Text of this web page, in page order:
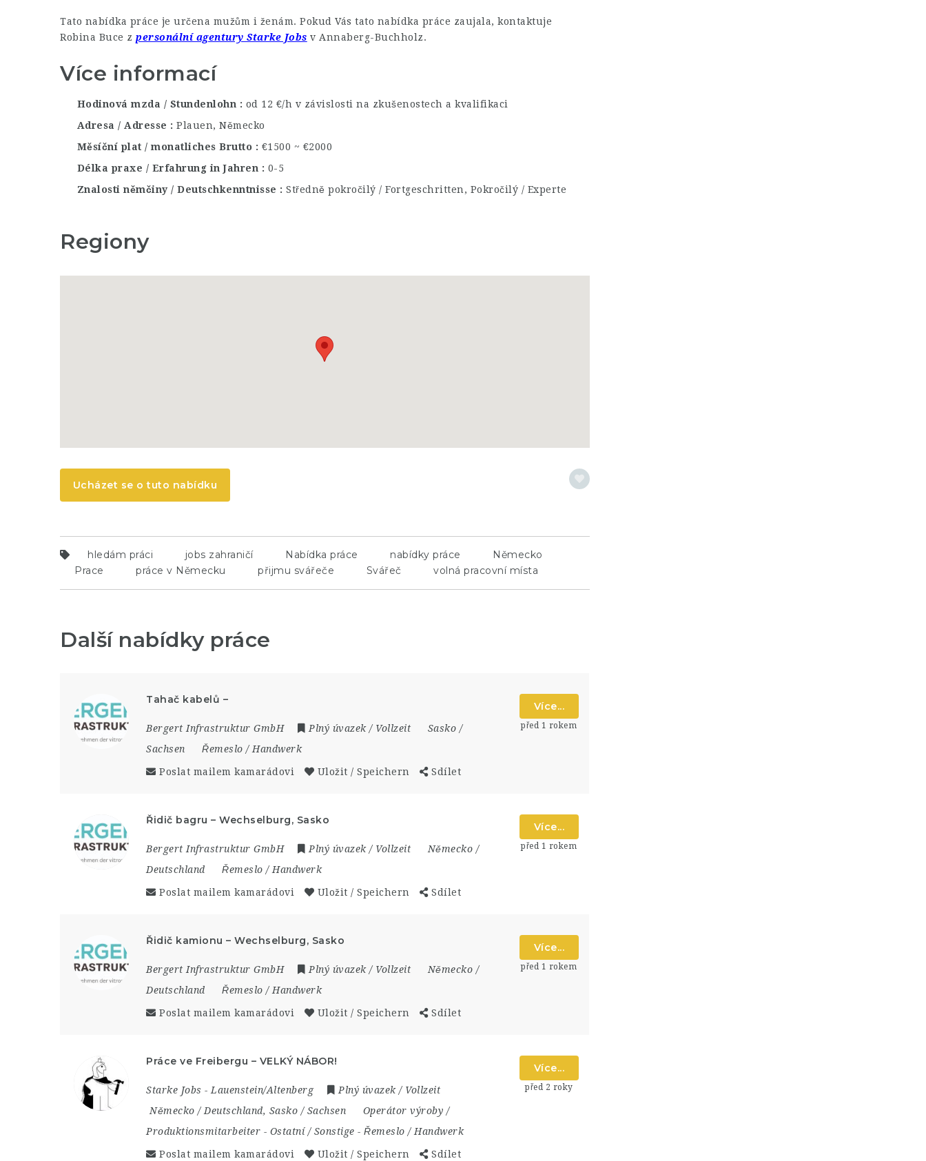
Tato nabídka práce je určena mužům i ženám. Pokud Vás tato nabídka práce zaujala, kontaktuje
Robina Buce z personální agentury Starke Jobs v Annaberg-Buchholz.
Více informací
Hodinová mzda / Stundenlohn
od 12 €/h v závislosti na zkušenostech a kvalifikaci
Adresa / Adresse
Plauen, Německo
Měsíční plat / monatliches Brutto
€1500 ~ €2000
Délka praxe / Erfahrung in Jahren
0-5
Znalosti němčiny / Deutschkenntnisse
Středně pokročilý / Fortgeschritten, Pokročilý / Experte
Regiony
Ucházet se o tuto nabídku
hledám práci jobs zahraničí Nabídka práce nabídky práce
Německo
Prace
práce v Německu přijmu svářeče Svářeč volná pracovní místa
Další nabídky práce
Tahač kabelů –
Bergert Infrastruktur GmbH Plný úvazek / Vollzeit
Sasko /
Sachsen
Řemeslo / Handwerk
Poslat mailem kamarádovi Uložit / Speichern Sdílet
Více...
před 1 rokem
Řidič bagru – Wechselburg, Sasko
Bergert Infrastruktur GmbH Plný úvazek / Vollzeit
Německo /
Deutschland
Řemeslo / Handwerk
Poslat mailem kamarádovi Uložit / Speichern Sdílet
Více...
před 1 rokem
Řidič kamionu – Wechselburg, Sasko
Bergert Infrastruktur GmbH Plný úvazek / Vollzeit
Německo /
Deutschland
Řemeslo / Handwerk
Poslat mailem kamarádovi Uložit / Speichern Sdílet
Více...
před 1 rokem
Práce ve Freibergu – VELKÝ NÁBOR!
Starke Jobs - Lauenstein/Altenberg
Plný úvazek / Vollzeit
Německo / Deutschland, Sasko / Sachsen
Operátor výroby /
Produktionsmitarbeiter - Ostatní / Sonstige - Řemeslo / Handwerk
Poslat mailem kamarádovi Uložit / Speichern Sdílet
Více...
před 2 roky